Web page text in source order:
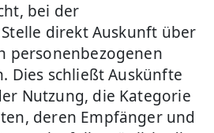
bei der
direkt Auskunft über
personenbezogenen
Dies schließt Auskünfte
Nutzung, die Kategorie
deren Empfänger und